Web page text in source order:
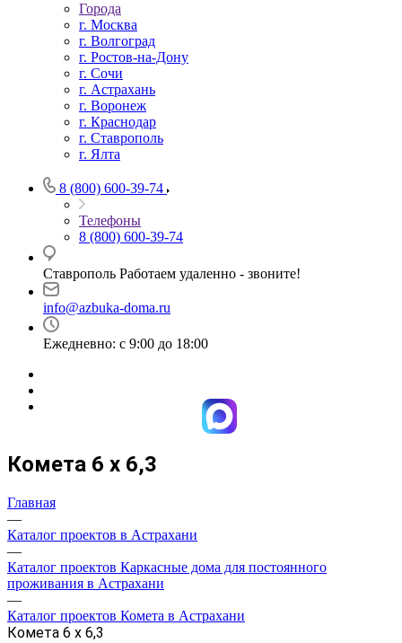
Города
г. Москва
г. Волгоград
г. Ростов-на-Дону
г. Сочи
г. Астрахань
г. Воронеж
г. Краснодар
г. Ставрополь
г. Ялта
8 (800) 600-39-74
Телефоны
8 (800) 600-39-74
Ставрополь Работаем удаленно - звоните!
info@azbuka-doma.ru
Ежедневно: с 9:00 до 18:00
Комета 6 х 6,3
Главная
—
Каталог проектов в Астрахани
—
Каталог проектов Каркасные дома для постоянного
проживания в Астрахани
—
Каталог проектов Комета в Астрахани
Комета 6 х 6,3